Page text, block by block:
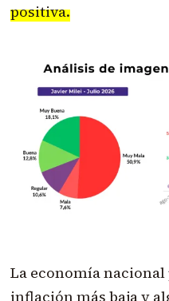
positiva.
La economía
inflación más baja y